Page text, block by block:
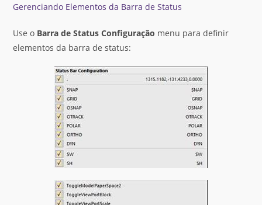
Gerenciando Elementos da Barra de Status
Use o Barra de Status Configuração menu para definir
elementos da barra de status: